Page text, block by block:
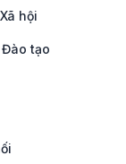
hội
tạo